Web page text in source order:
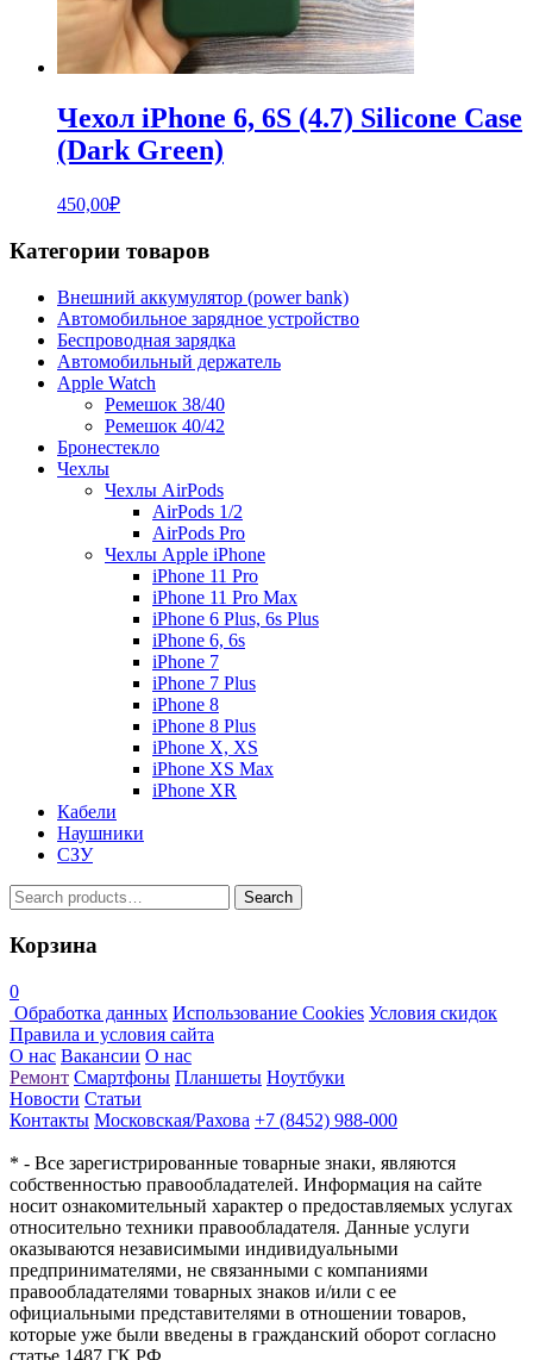
Чехол iPhone 6, 6S (4.7) Silicone Case
(Dark Green)
450,00₽
Категории товаров
Внешний аккумулятор (power bank)
Автомобильное зарядное устройство
Беспроводная зарядка
Автомобильный держатель
Apple Watch
Ремешок 38/40
Ремешок 40/42
Бронестекло
Чехлы
Чехлы AirPods
AirPods 1/2
AirPods Pro
Чехлы Apple iPhone
iPhone 11 Pro
iPhone 11 Pro Max
iPhone 6 Plus, 6s Plus
iPhone 6, 6s
iPhone 7
iPhone 7 Plus
iPhone 8
iPhone 8 Plus
iPhone X, XS
iPhone XS Max
iPhone XR
Кабели
Наушники
СЗУ
Search
for:
Search
Корзина
0
Обработка данных Использование Cookies Условия скидок
Правила и условия сайта
О нас Вакансии О нас
Ремонт Смартфоны Планшеты Ноутбуки
Новости Статьи
Контакты Московская/Рахова +7 (8452) 988-000
* - Все зарегистрированные товарные знаки, являются
собственностью правообладателей. Информация на сайте
носит ознакомительный характер о предоставляемых услугах
относительно техники правообладателя. Данные услуги
оказываются независимыми индивидуальными
предпринимателями, не связанными с компаниями
правообладателями товарных знаков и/или с ее
официальными представителями в отношении товаров,
которые уже были введены в гражданский оборот согласно
статье 1487 ГК РФ.